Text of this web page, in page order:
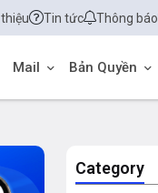
Tin tức Thông báo
Mail Bản Quyền
Category